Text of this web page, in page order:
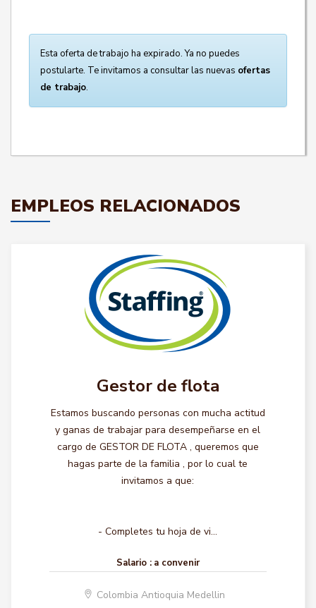
Esta oferta de trabajo ha expirado. Ya no puedes
postularte. Te invitamos a consultar las nuevas ofertas
de trabajo.
EMPLEOS RELACIONADOS
Gestor de flota
Estamos buscando personas con mucha actitud
y ganas de trabajar para desempeñarse en el
cargo de GESTOR DE FLOTA , queremos que
hagas parte de la familia , por lo cual te
invitamos a que:
- Completes tu hoja de vi...
Salario : a convenir
Colombia Antioquia Medellin